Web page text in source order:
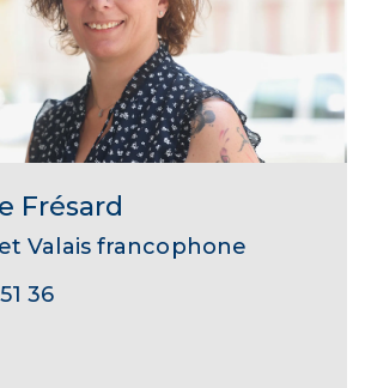
Frésard
Valais francophone
36